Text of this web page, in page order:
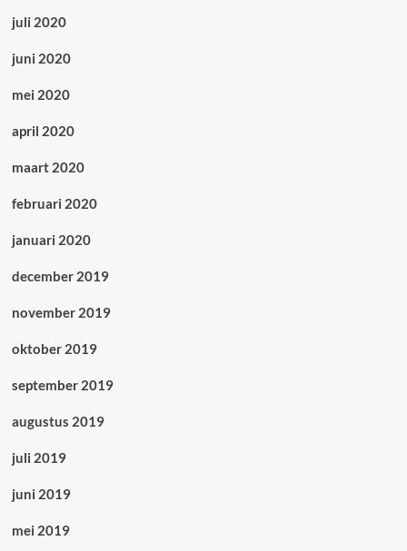
juli 2020
juni 2020
mei 2020
april 2020
maart 2020
februari 2020
januari 2020
december 2019
november 2019
oktober 2019
september 2019
augustus 2019
juli 2019
juni 2019
mei 2019